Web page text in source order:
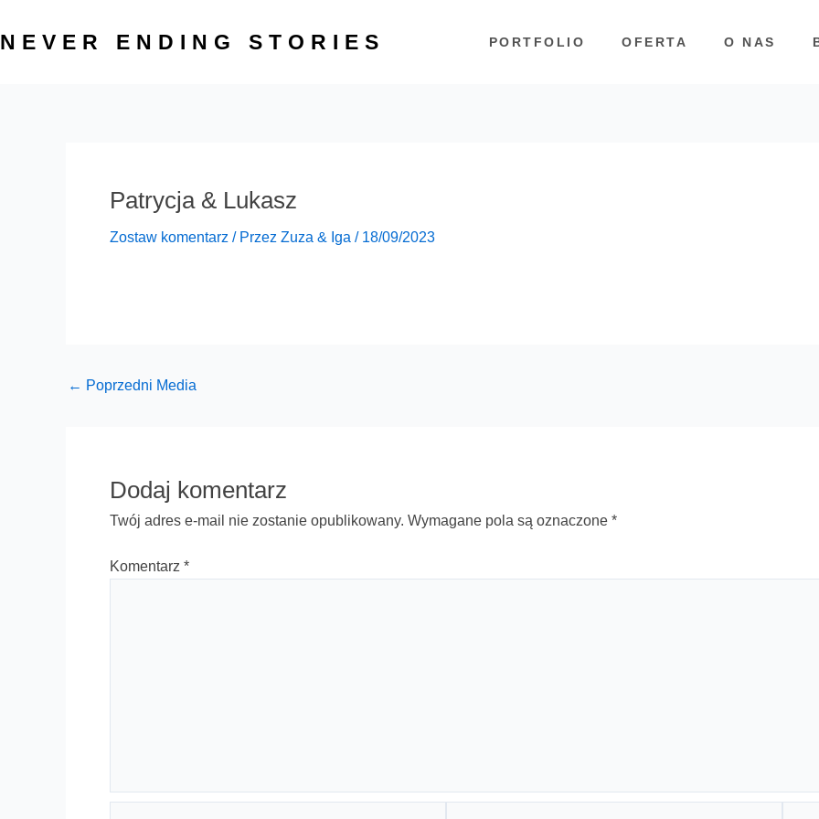
do
NEVER ENDING STORIES PORTFOLIO OFERTA O NAS
Patrycja & Lukasz
Zostaw komentarz / Przez Zuza & Iga / 18/09/2023
← Poprzedni Media
Dodaj komentarz
Twój adres e-mail nie zostanie opublikowany. Wymagane pola są oznaczone *
Komentarz *